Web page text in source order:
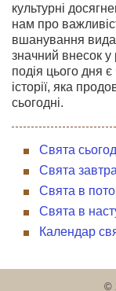
культурні
нам про
вшанування
значний внесок у
подія цього дня є
історії, яка
сьогодні.
Свята
Свята завтра
Свята в
Свята в
Календар
©